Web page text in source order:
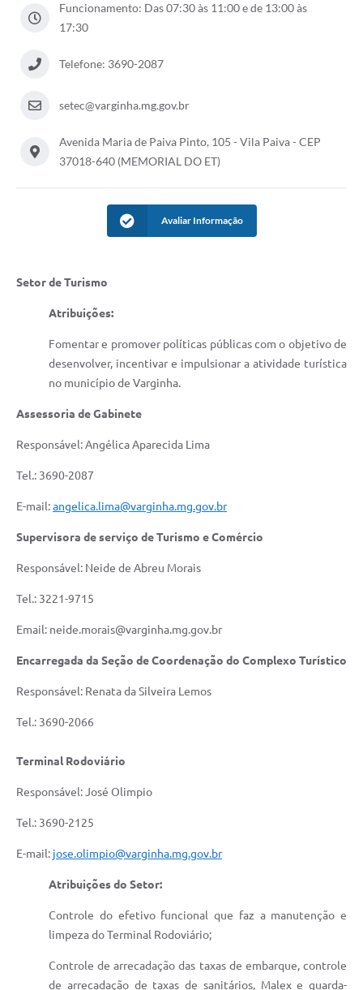
Funcionamento: Das 07:30 às 11:00 e de 13:00 às
17:30
Telefone: 3690-2087
setec@varginha.mg.gov.br
Avenida Maria de Paiva Pinto, 105 - Vila Paiva - CEP
37018-640 (MEMORIAL DO ET)
Avaliar Informação
Setor de Turismo
Atribuições:
Fomentar e promover políticas públicas com o objetivo de
desenvolver, incentivar e impulsionar a atividade turística
no município de Varginha.
Assessoria de Gabinete
Responsável: Angélica Aparecida Lima
Tel.: 3690-2087
E-mail:angelica.lima@varginha.mg.gov.br
Supervisora de serviço de Turismo e Comércio
Responsável: Neide de Abreu Morais
Tel.: 3221-9715
Email: neide.morais@varginha.mg.gov.br
Encarregada da Seção de Coordenação do Complexo Turístico
Responsável: Renata da Silveira Lemos
Tel.: 3690-2066
Terminal Rodoviário
Responsável: José Olimpio
Tel.: 3690-2125
E-mail: jose.olimpio@varginha.mg.gov.br
Atribuições do Setor:
Controle do efetivo funcional que faz a manutenção e
limpeza do Terminal Rodoviário;
Controle de arrecadação das taxas de embarque, controle
de arrecadação de taxas de sanitários, Malex e guarda-